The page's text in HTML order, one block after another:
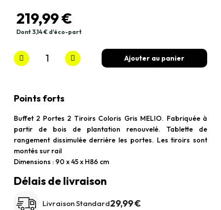
219,99 €
Dont 3,14 € d'éco-part
Ajouter au panier
Points forts
Buffet 2 Portes 2 Tiroirs Coloris Gris MELIO. Fabriquée à
partir de bois de plantation renouvelé. Tablette de
rangement dissimulée derrière les portes. Les tiroirs sont
montés sur rail
Dimensions : 90 x 45 x H86 cm
Délais de livraison
Livraison Standard29,99 €